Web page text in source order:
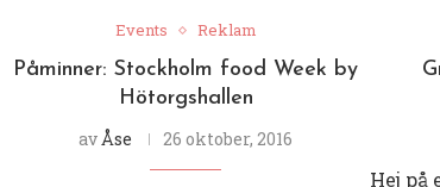
Events Reklam
Påminner: Stockholm food Week by
Hötorgshallen
avÅse 26 oktober, 2016
Hej på